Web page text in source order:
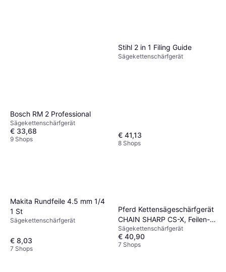
Bosch RM 2 Professional
Sägekettenschärfgerät
€ 33,68
9 Shops
Stihl 2 in 1 Filing Guide
Sägekettenschärfgerät
€ 41,13
8 Shops
Makita Rundfeile 4.5 mm 1/4
1 St
Sägekettenschärfgerät
€ 8,03
7 Shops
Pferd Kettensägeschärfgerät
CHAIN SHARP CS-X, Feilen-ø
3,2
Sägekettenschärfgerät
€ 40,90
7 Shops